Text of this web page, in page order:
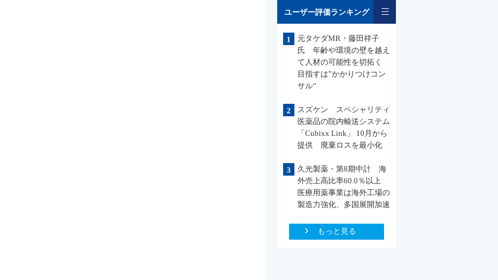
ユーザー評価ランキング
1
元タケダMR・藤田祥子
氏 年齢や環境の壁を越え
て人材の可能性を切拓く
目指すは”かかりつけコン
サル“
2
スズケン スペシャリティ
医薬品の院内輸送システム
「Cubixx Link」 10月から
提供 廃棄ロスを最小化
3
久光製薬・第8期中計 海
外売上高比率60.0％以上
医療用薬事業は海外工場の
製造力強化、多国展開加速
もっと見る